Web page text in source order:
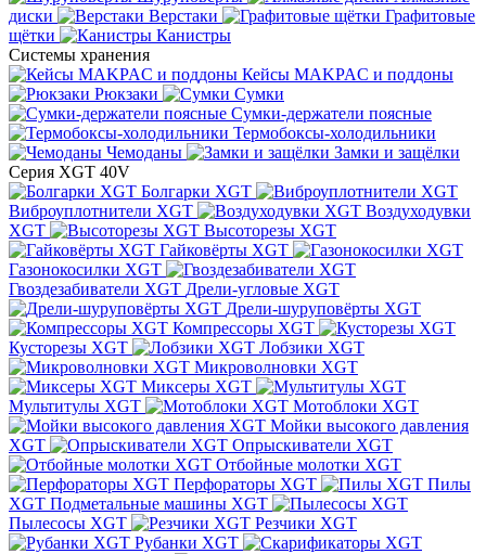
диски
Верстаки
Графитовые
щётки
Канистры
Системы хранения
Кейсы MAKPAC и поддоны
Рюкзаки
Сумки
Сумки-держатели поясные
Термобоксы-холодильники
Чемоданы
Замки и защёлки
Серия XGT 40V
Болгарки XGT
Виброуплотнители XGT
Воздуходувки
XGT
Высоторезы XGT
Гайковёрты XGT
Газонокосилки XGT
Гвоздезабиватели XGT Дрели-угловые XGT
Дрели-шуруповёрты XGT
Компрессоры XGT
Кусторезы XGT
Лобзики XGT
Микроволновки XGT
Миксеры XGT
Мультитулы XGT
Мотоблоки XGT
Мойки высокого давления
XGT
Опрыскиватели XGT
Отбойные молотки XGT
Перфораторы XGT
Пилы
XGT Подметальные машины XGT
Пылесосы XGT
Резчики XGT
Рубанки XGT